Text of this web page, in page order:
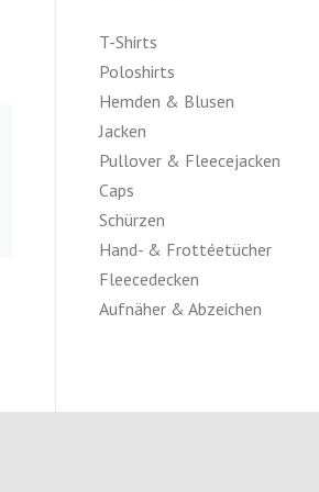
T-Shirts
Poloshirts
Hemden & Blusen
Jacken
Pullover & Fleecejacken
Caps
Schürzen
Hand- & Frottéetücher
Fleecedecken
Aufnäher & Abzeichen